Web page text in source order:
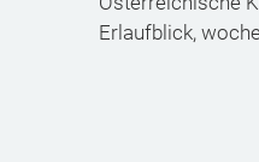
Erlaufblick,